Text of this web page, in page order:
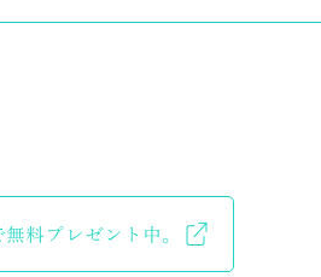
料プレゼント中。